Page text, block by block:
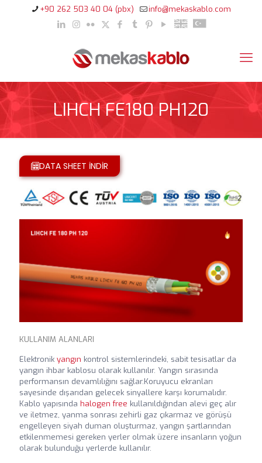
+90 262 503 40 04 (pbx) info@mekaskablo.com
LIHCH FE180 PH120
DATA SHEET İNDİR
KULLANIM ALANLARI
Elektronik yangın kontrol sistemlerindeki, sabit tesisatlar da
yangın ihbar kablosu olarak kullanılır. Yangın sırasında
performansın devamlılığını sağlar.Koruyucu ekranları
sayesinde dışarıdan gelecek sinyallere karşı korumalıdır.
Kablo yapısında halogen free kullanıldığından alevi geç alır
ve iletmez, yanma sonrası zehirli gaz çıkarmaz ve görüşü
engelleyen siyah duman oluşturmaz, yangın şartlarından
etkilenmemesi gereken yerler olmak üzere insanların yoğun
olarak bulunduğu yerlerde kullanılır.